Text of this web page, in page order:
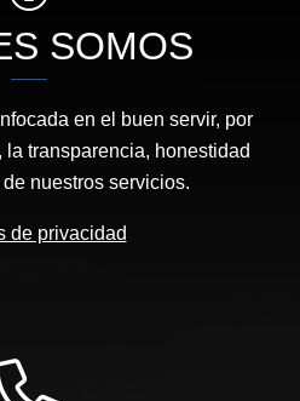
SOMOS
en el buen servir, por
transparencia, honestidad
nuestros servicios.
de privacidad